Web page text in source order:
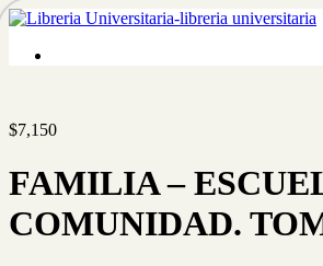
$7,150
FAMILIA –
COMUNIDAD.